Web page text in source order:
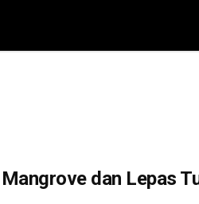
dan Lepas